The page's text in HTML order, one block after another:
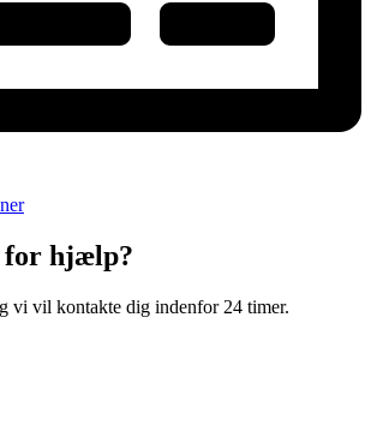
for hjælp?
vi vil kontakte dig indenfor 24 timer.